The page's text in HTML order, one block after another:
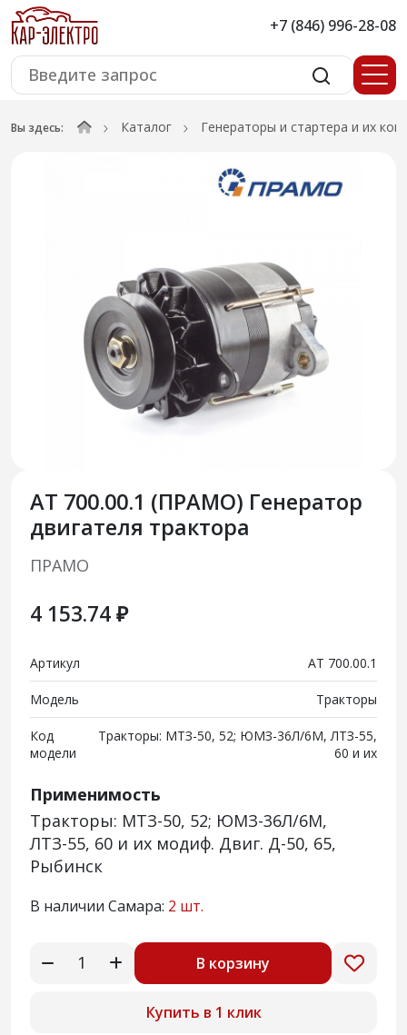
+7 (846) 996-28-08
Вы здесь: Каталог Генераторы и стартера и их
АТ 700.00.1 (ПРАМО) Генератор
двигателя трактора
ПРАМО
4 153.74 ₽
Артикул АТ 700.00.1
Модель Тракторы
Код
модели
Тракторы: МТЗ-50, 52; ЮМЗ-36Л/6М, ЛТЗ-55,
60 и их
Применимость
Тракторы: МТЗ-50, 52; ЮМЗ-36Л/6М,
ЛТЗ-55, 60 и их модиф. Двиг. Д-50, 65,
Рыбинск
В наличии Самара: 2 шт.
В корзину
Купить в 1 клик